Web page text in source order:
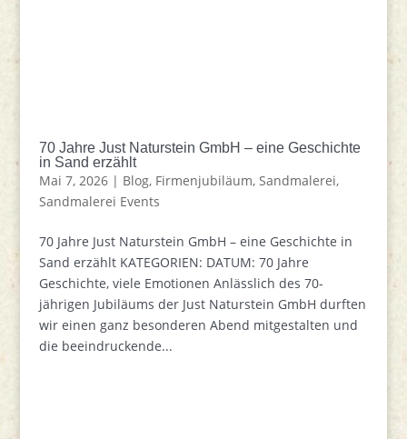
70 Jahre Just Naturstein GmbH – eine Geschichte
in Sand erzählt
Mai 7, 2026| Blog, Firmenjubiläum, Sandmalerei,
Sandmalerei Events
70 Jahre Just Naturstein GmbH – eine Geschichte in
Sand erzählt KATEGORIEN: DATUM: 70 Jahre
Geschichte, viele Emotionen Anlässlich des 70-
jährigen Jubiläums der Just Naturstein GmbH durften
wir einen ganz besonderen Abend mitgestalten und
die beeindruckende...